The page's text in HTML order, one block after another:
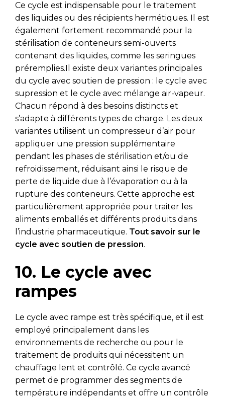
Ce cycle est indispensable pour le traitement
des liquides ou des récipients hermétiques. Il est
également fortement recommandé pour la
stérilisation de conteneurs semi-ouverts
contenant des liquides, comme les seringues
préremplies.Il existe deux variantes principales
du cycle avec soutien de pression : le cycle avec
supression et le cycle avec mélange air-vapeur.
Chacun répond à des besoins distincts et
s’adapte à différents types de charge. Les deux
variantes utilisent un compresseur d’air pour
appliquer une pression supplémentaire
pendant les phases de stérilisation et/ou de
refroidissement, réduisant ainsi le risque de
perte de liquide due à l’évaporation ou à la
rupture des conteneurs. Cette approche est
particulièrement appropriée pour traiter les
aliments emballés et différents produits dans
l’industrie pharmaceutique. Tout savoir sur le
cycle avec soutien de pression.
10. Le cycle avec
rampes
Le cycle avec rampe est très spécifique, et il est
employé principalement dans les
environnements de recherche ou pour le
traitement de produits qui nécessitent un
chauffage lent et contrôlé. Ce cycle avancé
permet de programmer des segments de
température indépendants et offre un contrôle